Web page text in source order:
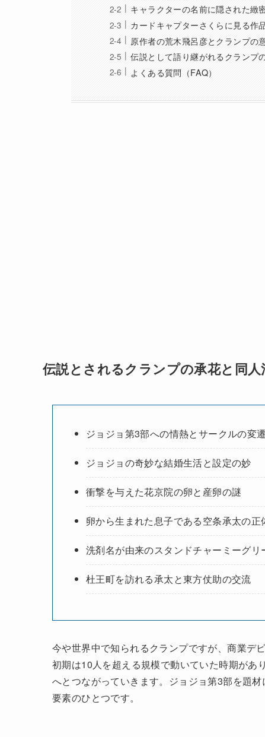
キャラクターの名前に隠された緻
カードキャプターさくらに見る作
原作者の荒木飛呂彦とクランプの
伝説として語り継がれるクランプ
よくある質問（FAQ）
伝説とされるクランプの承花と同
ジョジョ第3部への情熱とサークルの変遷
ジョジョの奇妙な結婚生活と設定の妙
衝撃を与えた花京院の卵と産卵の謎
卵から生まれた息子である空条承太の正
洗剤名が由来のスタンドチャーミーグリ
杜王町を訪れる承太と東方仗助の交流
今や世界中で知られるクランプですが、商業デ
初期は10人を超える規模で動いていた時期があ
へとつながっていきます。ジョジョ第3部を題
要素のひとつです。